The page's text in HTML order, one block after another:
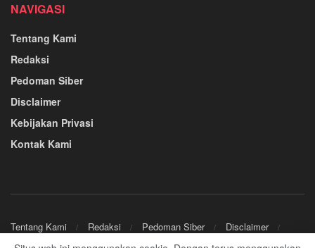
NAVIGASI
Tentang Kami
Redaksi
Pedoman Siber
Disclaimer
Kebijakan Privasi
Kontak Kami
Tentang Kami Redaksi Pedoman Siber
Disclaimer